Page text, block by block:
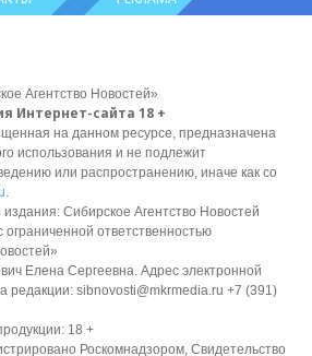
Агентство Новостей»
Интернет-сайта 18 +
на данном ресурсе, предназначена
использования и не подлежит
или распространению, иначе как со
.
Сибирское Агентство Новостей
ответственностью
Елена Сергеевна. Адрес электронной
редакции: sibnovosti@mkrmedia.ru +7 (391)
18 +
Роскомнадзором, Свидетельство